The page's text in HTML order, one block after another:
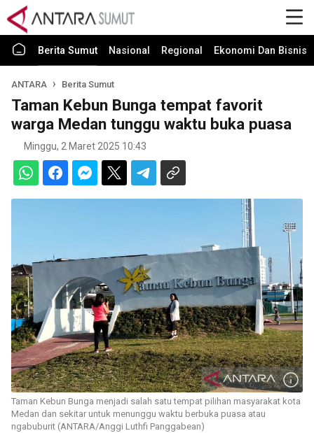
Berita Sumut Nasional Regional Ekonomi Dan Bisnis
ANTARA Berita Sumut
Taman Kebun Bunga tempat favorit
warga Medan tunggu waktu buka puasa
Minggu, 2 Maret 2025 10:43
Taman Kebun Bunga menjadi salah satu tempat pilihan masyarakat kota
Medan dan sekitar untuk menunggu waktu berbuka puasa atau
ngabuburit (ANTARA/Anggi Luthfi Panggabean)